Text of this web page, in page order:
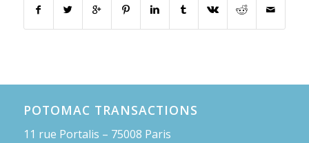
POTOMAC TRANSACTIONS
11 rue Portalis – 75008 Paris